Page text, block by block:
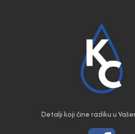
Detalji koji čine razliku u